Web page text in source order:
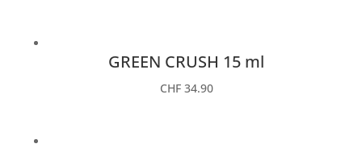
GREEN CRUSH 15 ml
CHF34.90